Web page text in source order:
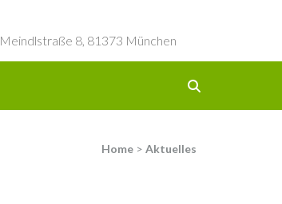
Meindlstraße 8, 81373 München
Home > Aktuelles